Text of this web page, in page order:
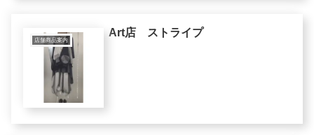
店舗商品案内
Art店 ストライプ